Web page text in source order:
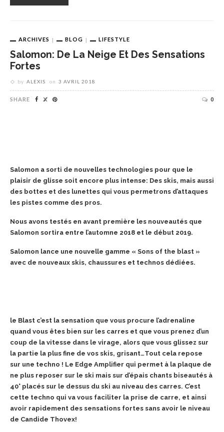
ARCHIVES BLOG LIFESTYLE
Salomon: De La Neige Et Des Sensations
Fortes
by ALEXIS on 3 AVRIL 2018
SHARE 0
Salomon a sorti de nouvelles technologies pour que le
plaisir de glisse soit encore plus intense: Des skis, mais aussi
des bottes et des lunettes qui vous permetrons d’attaques
les pistes comme des pros.
Nous avons testés en avant première les nouveautés que
Salomon sortira entre l’automne 2018 et le début 2019.
Salomon lance une nouvelle gamme « Sons of the blast »
avec de nouveaux skis, chaussures et technos dédiées.
le Blast c’est la sensation que vous procure l’adrenaline
quand vous êtes bien sur les carres et que vous prenez d’un
coup de la vitesse dans le virage, alors que vous glissez sur
la partie la plus fine de vos skis, grisant…Tout cela repose
sur une techno ! Le Edge Amplifier qui permet à la plaque de
ne plus reposer sur le ski mais sur d’épais chants biseautés à
40° placés sur le dessus du ski au niveau des carres. C’est
cette techno qui va vous faciliter la prise de carre, et ainsi
avoir rapidement des sensations fortes sans avoir le niveau
de Candide Thovex!